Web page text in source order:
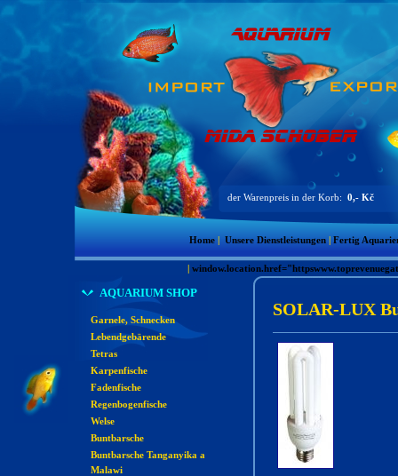
der Warenpreis in der Korb: 0,- Kč
Home Unsere Dienstleistungen Fertig
AQUARIUM SHOP
Garnele, Schnecken
Lebendgebärende
Tetras
Karpenfische
Fadenfische
Regenbogenfische
Welse
Buntbarsche
Buntbarsche Tanganyika a
Malawi
SOLAR-LUX